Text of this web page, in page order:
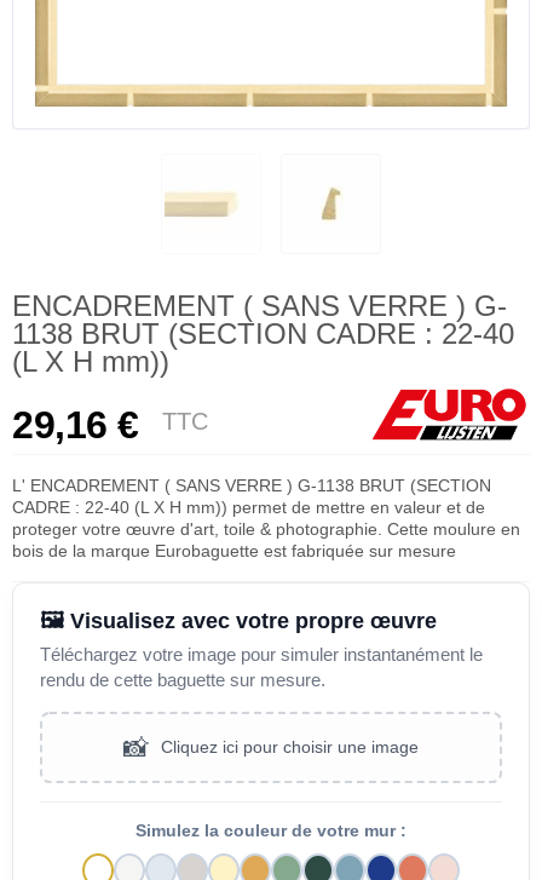
ENCADREMENT ( SANS VERRE ) G-
1138 BRUT (SECTION CADRE : 22-40
(L X H mm))
29,16 € TTC
L' ENCADREMENT ( SANS VERRE ) G-1138 BRUT (SECTION
CADRE : 22-40 (L X H mm)) permet de mettre en valeur et de
proteger votre œuvre d'art, toile & photographie. Cette moulure en
bois de la marque Eurobaguette est fabriquée sur mesure
🖼️ Visualisez avec votre propre œuvre
Téléchargez votre image pour simuler instantanément le
rendu de cette baguette sur mesure.
📸 Cliquez ici pour choisir une image
Simulez la couleur de votre mur :